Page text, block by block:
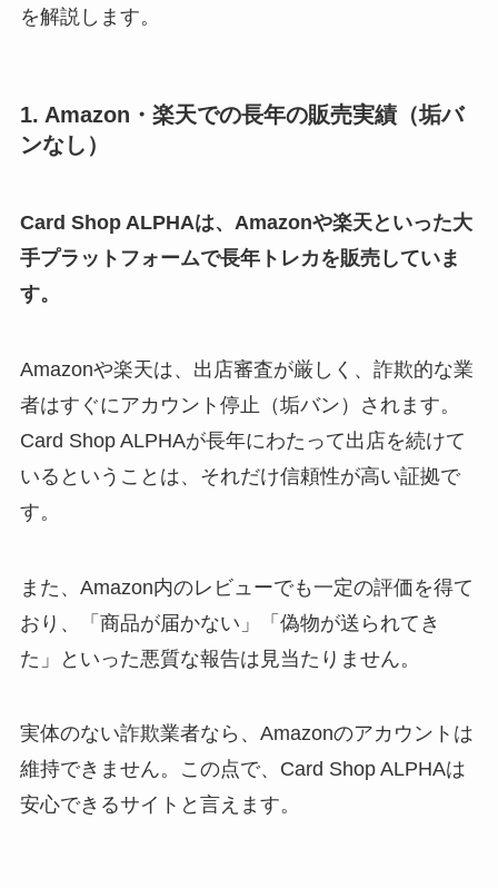
を解説します。
1. Amazon・楽天での長年の販売実績（垢バ
ンなし）
Card Shop ALPHAは、Amazonや楽天といった大
手プラットフォームで長年トレカを販売していま
す。
Amazonや楽天は、出店審査が厳しく、詐欺的な業
者はすぐにアカウント停止（垢バン）されます。
Card Shop ALPHAが長年にわたって出店を続けて
いるということは、それだけ信頼性が高い証拠で
す。
また、Amazon内のレビューでも一定の評価を得て
おり、「商品が届かない」「偽物が送られてき
た」といった悪質な報告は見当たりません。
実体のない詐欺業者なら、Amazonのアカウントは
維持できません。この点で、Card Shop ALPHAは
安心できるサイトと言えます。